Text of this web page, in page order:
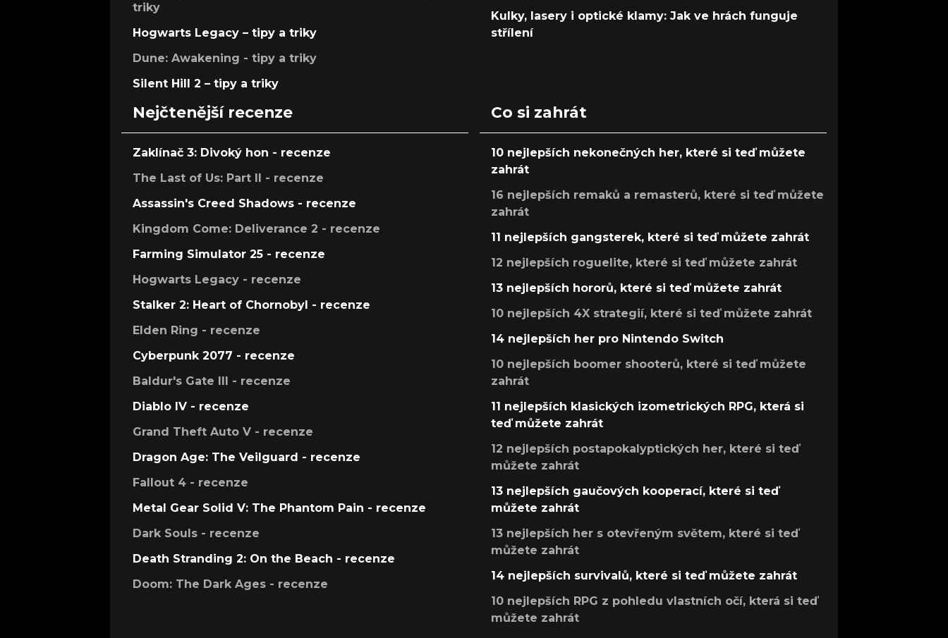
triky
Hogwarts Legacy – tipy a triky
Dune: Awakening - tipy a triky
Silent Hill 2 – tipy a triky
Kulky, lasery i optické klamy: Jak ve hrách funguje
střílení
Nejčtenější recenze
Zaklínač 3: Divoký hon - recenze
The Last of Us: Part II - recenze
Assassin's Creed Shadows - recenze
Kingdom Come: Deliverance 2 - recenze
Farming Simulator 25 - recenze
Hogwarts Legacy - recenze
Stalker 2: Heart of Chornobyl - recenze
Elden Ring - recenze
Cyberpunk 2077 - recenze
Baldur's Gate III - recenze
Diablo IV - recenze
Grand Theft Auto V - recenze
Dragon Age: The Veilguard - recenze
Fallout 4 - recenze
Metal Gear Solid V: The Phantom Pain - recenze
Dark Souls - recenze
Death Stranding 2: On the Beach - recenze
Doom: The Dark Ages - recenze
Co si zahrát
10 nejlepších nekonečných her, které si teď můžete
zahrát
16 nejlepších remaků a remasterů, které si teď můžete
zahrát
11 nejlepších gangsterek, které si teď můžete zahrát
12 nejlepších roguelite, které si teď můžete zahrát
13 nejlepších hororů, které si teď můžete zahrát
10 nejlepších 4X strategií, které si teď můžete zahrát
14 nejlepších her pro Nintendo Switch
10 nejlepších boomer shooterů, které si teď můžete
zahrát
11 nejlepších klasických izometrických RPG, která si
teď můžete zahrát
12 nejlepších postapokalyptických her, které si teď
můžete zahrát
13 nejlepších gaučových kooperací, které si teď
můžete zahrát
13 nejlepších her s otevřeným světem, které si teď
můžete zahrát
14 nejlepších survivalů, které si teď můžete zahrát
10 nejlepších RPG z pohledu vlastních očí, která si teď
můžete zahrát